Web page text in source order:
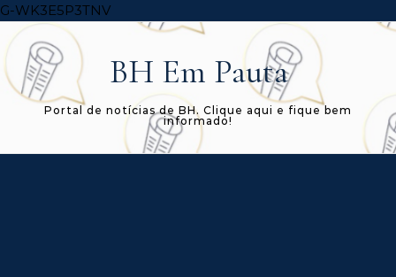
G-WK3E5P3TNVSkip to content
BH Em Pauta
Portal de notícias de BH. Clique aqui e fique bem
informado!